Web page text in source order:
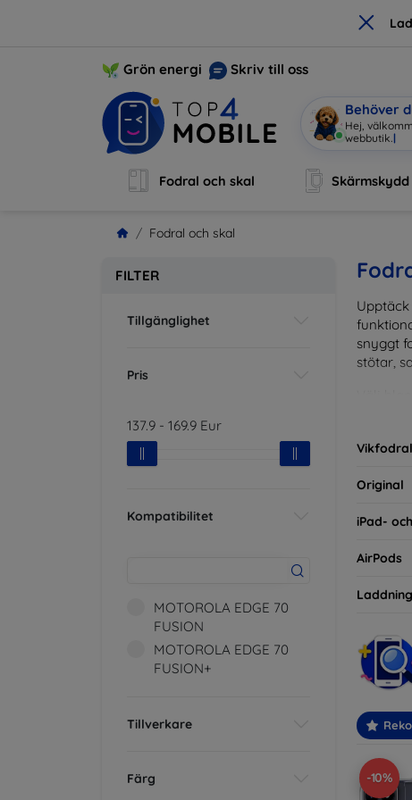
×
Grön energi Skriv till oss
Behöver
Hej,
Fodral och skal Skärmskydd
Fodral och skal
FILTER
Tillgänglighet
Pris
137.9 - 169.9 Eur
Kompatibilitet
MOTOROLA EDGE 70
FUSION
MOTOROLA EDGE 70
FUSION+
Tillverkare
Färg
snyggt
stötar,
inte
eller
Vikfodral
Original
iPad-
AirPods
-10%